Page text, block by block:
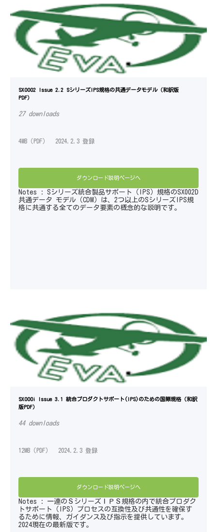
SX0002 Issue 2.2 SシリーズIPS規格の共通データモデル（和訳版
PDF）
27 downloads
4MB（PDF） 2024.2.3 登録
ダウンロード説明ページへ
Notes : Sシリーズ統合製品サポート（IPS）規格のSX002D
共通データ モデル（CDM）は、2つ以上のSシリーズIPS規
格に共通する全てのデータ要素の概念的な説明です。
SX000i Issue 3.1 統合プロダクトサポート(IPS)のための国際規格（和訳
版PDF）
44 downloads
12MB（PDF） 2024.2.3 登録
ダウンロード説明ページへ
Notes : 一連のＳシリーズＩＰＳ規格の内で統合プロダク
トサポート（IPS）プロセスの互換性及び共通性を確保す
るために情報、ガイダンス及び指示を提供しています。
2024現在の最新版です。